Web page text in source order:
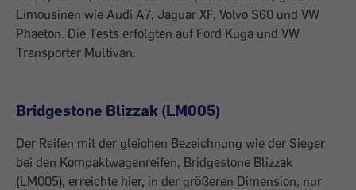
Limousinen wie Audi A7, Jaguar XF, Volvo S60 und VW
Phaeton. Die Tests erfolgten auf Ford Kuga und VW
Transporter Multivan.
Bridgestone Blizzak (LM005)
Der Reifen mit der gleichen Bezeichnung wie der Sieger
bei den Kompaktwagenreifen, Bridgestone Blizzak
(LM005), erreichte hier, in der größeren Dimension, nur